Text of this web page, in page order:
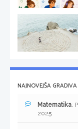
NAJNOVEJŠA GRADIVA
Matematika:
2025